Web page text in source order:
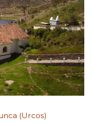
(Urcos)